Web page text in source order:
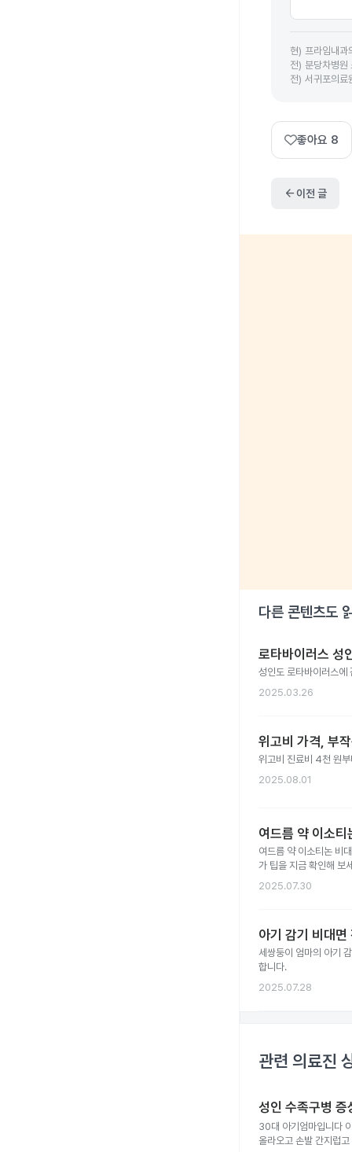
현) 프라임내과
전) 분당차병원
전) 서귀포의료
좋아요 8
arrow_back이전 글
다른 콘텐츠도
로타바이러스 성
성인도 로타바이러스에
2025.03.26
위고비 가격, 부
위고비 진료비 4천 원
2025.08.01
여드름 약 이소
여드름 약 이소티논 비
가 팁을 지금 확인해 보
2025.07.30
아기 감기 비대
세쌍둥이 엄마의 아기
합니다.
2025.07.28
관련 의료진
성인 수족구병 증
30대 아기엄마입니다 아기 한테 옮아서 성인 수족구 진단 받았는데, 약은 따로 없다고 하시더라구요 그런데 오늘부터 수포가 무지막지하게
올라오고 손발 간지럽고 따끔거리고 ...수포도 터진것도 있고 안터진것도 많고.. 얼굴에도 올라오는것 같습니다ㅠ 새벽내내 잠못자고 있는데